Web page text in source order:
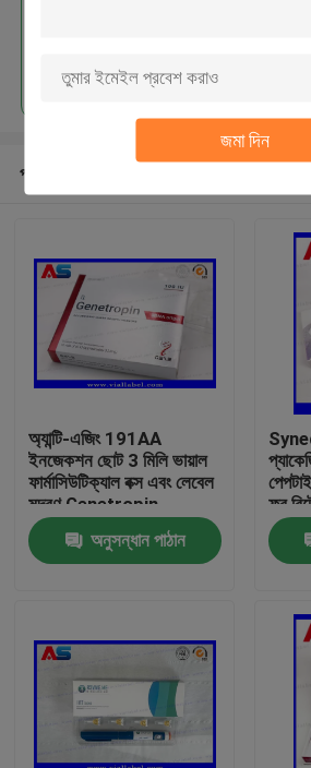
জমা দিন
আমাদের সম্পর্কে
প্রস্তাবিত পণ্য
অ্যান্টি-এজিং 191AA
ইনজেকশন ছোট 3 মিলি ভায়াল
ফার্মাসিউটিক্যাল বক্স এবং লেবেল
মুদ্রণ Genetropin
অনুসন্ধান পাঠান
ফর